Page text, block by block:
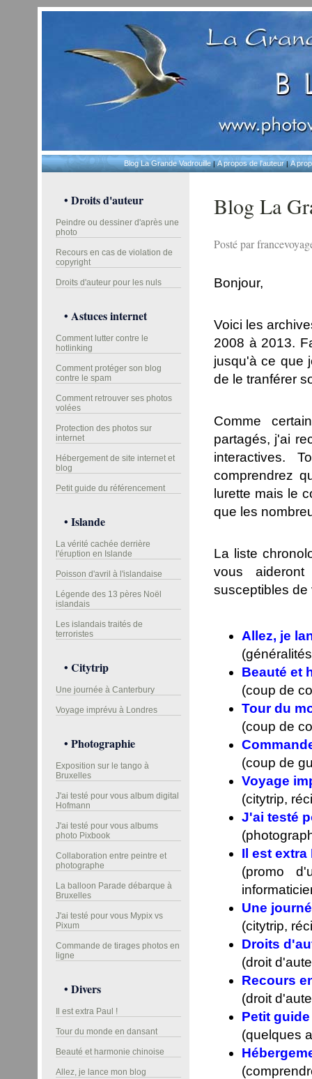
Blog La Grande Vadrouille|A propos de l'auteur|A
• Droits d'auteur
Peindre ou dessiner d'après une
photo
Recours en cas de violation de
copyright
Droits d'auteur pour les nuls
• Astuces internet
Comment lutter contre le
hotlinking
Comment protéger son blog
contre le spam
Comment retrouver ses photos
volées
Protection des photos sur
internet
Hébergement de site internet et
blog
Petit guide du référencement
• Islande
La vérité cachée derrière
l'éruption en Islande
Poisson d'avril à l'islandaise
Légende des 13 pères Noël
islandais
Les islandais traités de
terroristes
• Citytrip
Une journée à Canterbury
Voyage imprévu à Londres
• Photographie
Exposition sur le tango à
Bruxelles
J'ai testé pour vous album digital
Hofmann
J'ai testé pour vous albums
photo Pixbook
Collaboration entre peintre et
photographe
La balloon Parade débarque à
Bruxelles
J'ai testé pour vous Mypix vs
Pixum
Commande de tirages photos en
ligne
• Divers
Il est extra Paul !
Tour du monde en dansant
Beauté et harmonie chinoise
Allez, je lance mon blog
Blog La
Posté par
Bonjour,
Voici les
2008 à 2013.
jusqu'à ce que
de le tranférer
Comme
partagés, j'ai
interactives.
comprendrez
lurette mais le
que les
La liste
vous
susceptibles de
Allez, je
Beauté et
(coup de
Tour du
(coup de
(coup de
Voyage
(citytrip,
J'ai testé
Il est extra
(promo
Une
(citytrip,
Droits
(droit
Recours
(droit
Petit
(quelques